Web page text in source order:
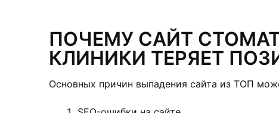
ПОЧЕМУ САЙТ
КЛИНИКИ ТЕРЯЕТ
Основных причин выпадения сайта из ТОП